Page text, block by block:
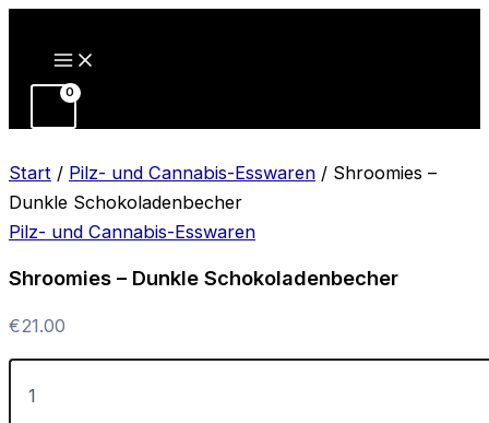
Inhalt
springen
Start / Pilz- und Cannabis-Esswaren / Shroomies –
Dunkle Schokoladenbecher
Pilz- und Cannabis-Esswaren
Shroomies – Dunkle Schokoladenbecher
€21.00
Shroomies